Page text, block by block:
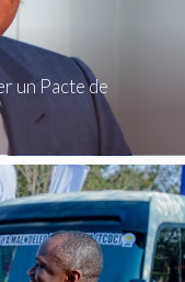
un Pacte de